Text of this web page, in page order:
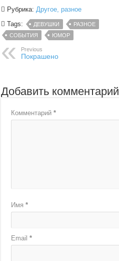
Рубрика:Другое, разное
Tags:
ДЕВУШКИ
РАЗНОЕ
СОБЫТИЯ
ЮМОР
Previous
Покрашено
Добавить комментарий
Комментарий*
Имя*
Email*